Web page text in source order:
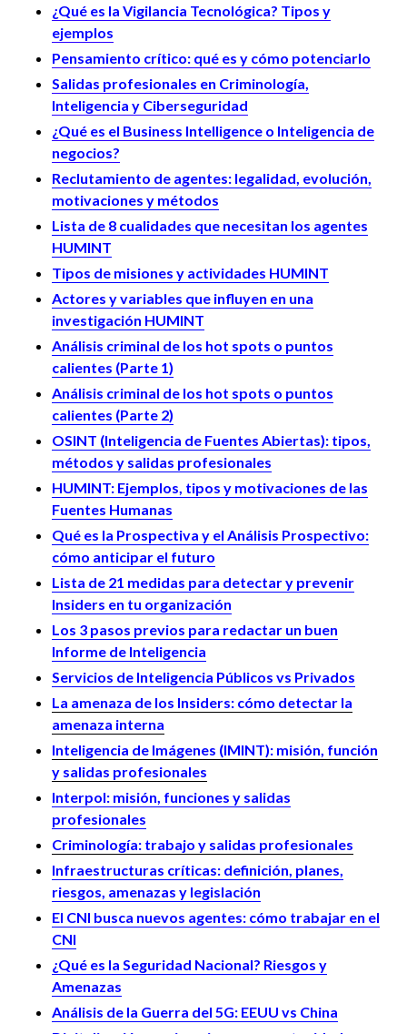
¿Qué es la Vigilancia Tecnológica? Tipos y
ejemplos
Pensamiento crítico: qué es y cómo potenciarlo
Salidas profesionales en Criminología,
Inteligencia y Ciberseguridad
¿Qué es el Business Intelligence o Inteligencia de
negocios?
Reclutamiento de agentes: legalidad, evolución,
motivaciones y métodos
Lista de 8 cualidades que necesitan los agentes
HUMINT
Tipos de misiones y actividades HUMINT
Actores y variables que influyen en una
investigación HUMINT
Análisis criminal de los hot spots o puntos
calientes (Parte 1)
Análisis criminal de los hot spots o puntos
calientes (Parte 2)
OSINT (Inteligencia de Fuentes Abiertas): tipos,
métodos y salidas profesionales
HUMINT: Ejemplos, tipos y motivaciones de las
Fuentes Humanas
Qué es la Prospectiva y el Análisis Prospectivo:
cómo anticipar el futuro
Lista de 21 medidas para detectar y prevenir
Insiders en tu organización
Los 3 pasos previos para redactar un buen
Informe de Inteligencia
Servicios de Inteligencia Públicos vs Privados
La amenaza de los Insiders: cómo detectar la
amenaza interna
Inteligencia de Imágenes (IMINT): misión, función
y salidas profesionales
Interpol: misión, funciones y salidas
profesionales
Criminología: trabajo y salidas profesionales
Infraestructuras críticas: definición, planes,
riesgos, amenazas y legislación
El CNI busca nuevos agentes: cómo trabajar en el
CNI
¿Qué es la Seguridad Nacional? Riesgos y
Amenazas
Análisis de la Guerra del 5G: EEUU vs China